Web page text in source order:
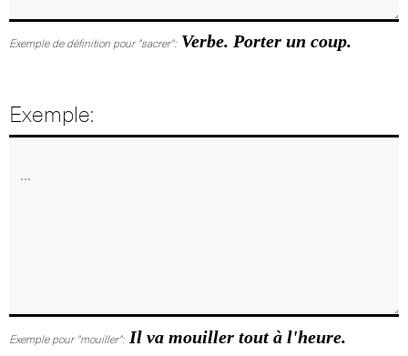
Exemple de définition pour "sacrer": Verbe. Porter un coup.
Exemple:
Exemple pour "mouiller": Il va mouiller tout à l'heure.